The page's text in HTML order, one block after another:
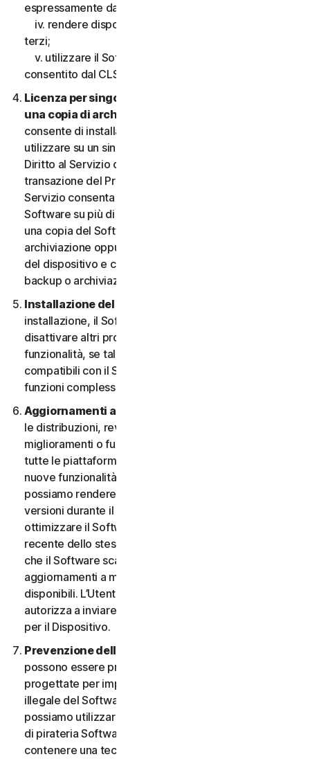
espressamente dalla legge applicabile;
iv. rendere disponibili le funzionalità del Software a
terzi;
v. utilizzare il Software in qualsiasi modo non
consentito dal CLS.
Licenza per singolo dispositivo; consentita solo
una copia di archivio o di backup.
consente di installare solo una copia del Software da
utilizzare su un singolo Dispositivo, a meno che il
Diritto al Servizio o la documentazione relativa alla
transazione del Provider da cui è stato ottenuto il
Servizio consenta espressamente di utilizzare il
Software su più di un Dispositivo. È possibile eseguire
una copia del Software avente finalità di backup o
archiviazione oppure copiare il Software sull’hard disk
del dispositivo e conservare l’originale solo per fini di
backup o archiviazione.
Installazione del software.
installazione, il Software potrebbe disinstallare o
disattivare altri prodotti per la sicurezza, o le relative
funzionalità, se tali prodotti o funzionalità non sono
compatibili con il Software o allo scopo di migliorare le
funzioni complessive del Software.
Aggiornamenti automatici dei contenuti.
le distribuzioni, revisioni, aggiornamenti,
miglioramenti o funzionalità saranno disponibili su
tutte le piattaforme. L’Utente ha il diritto di ricevere
nuove funzionalità e versioni del Software non appena
possiamo rendere disponibili tali funzionalità e
versioni durante il Periodo del Servizio. Al fine di
ottimizzare il Software e di ottenere la versione più
recente dello stesso, l’Utente accetta la possibilità
che il Software scarichi e installi nuove versioni e
aggiornamenti a mano a mano che li rendiamo
disponibili. L’Utente accetta inoltre di ricevere e ci
autorizza a inviare le nuove versioni e aggiornamenti
per il Dispositivo.
Prevenzione della pirateria software.
possono essere presenti misure tecnologiche
progettate per impedire l’utilizzo senza licenza o
illegale del Software. L’Utente accetta che noi
possiamo utilizzare tali misure per proteggerci da atti
di pirateria Software (ad esempio, il Software può
contenere una tecnologia di applicazione che limita la